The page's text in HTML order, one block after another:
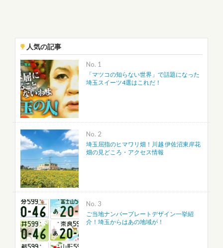
人気の記事
No.
「マツコの知らない世界」で話題になった
埼玉スイーツ4選はこれだ！
No.
埼玉屈指のヒマワリ畑！川越 伊佐沼東岸花
畑の見どころ・アクセス情報
No.
ご当地ナンバープレートデザイン一挙紹
介！埼玉からはあの地域が！